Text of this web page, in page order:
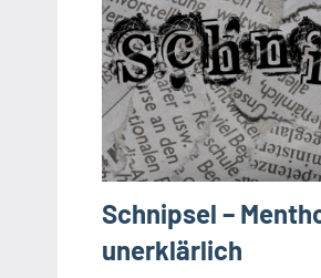
Schnipsel –
unerklärlich